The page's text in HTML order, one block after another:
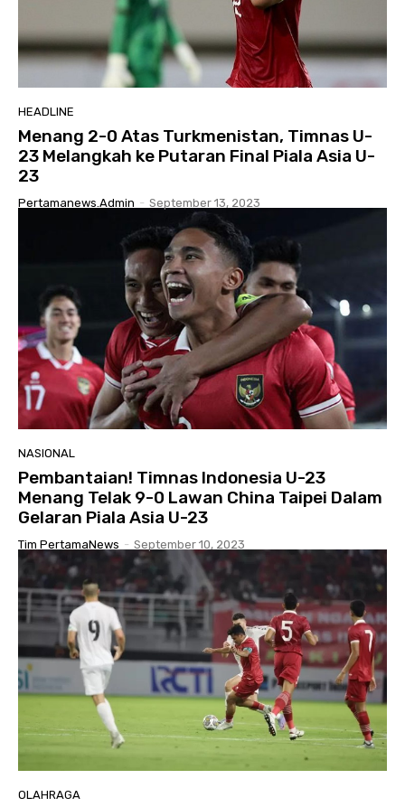
HEADLINE
Menang 2-0 Atas Turkmenistan, Timnas U-
23 Melangkah ke Putaran Final Piala Asia U-
23
Pertamanews.admin - September 13, 2023
NASIONAL
Pembantaian! Timnas Indonesia U-23
Menang Telak 9-0 Lawan China Taipei Dalam
Gelaran Piala Asia U-23
Tim PertamaNews - September 10, 2023
OLAHRAGA